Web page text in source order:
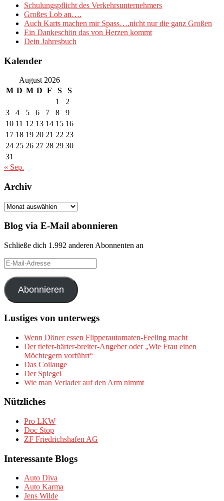
Schulungspflicht des Verkehrsunternehmers
Großes Lob an….
Auch Karts machen mir Spass….nicht nur die ganz Großen
Ein Dankeschön das von Herzen kommt
Dein Jahresbuch
Kalender
August 2026
M D M D F S
S
1
2
3
4 5 6 7 8
9
10 11 12 13 14 15 16
17 18 19 20 21 22 23
24 25 26 27 28 29 30
31
« Sep.
Archiv
Archiv
Blog via E-Mail abonnieren
Schließe dich 1.992 anderen Abonnenten an
E-
Mail-
Adresse
Abonnieren
Lustiges von unterwegs
Wenn Döner essen Flipperautomaten-Feeling macht
Der tiefer-härter-breiter-Angeber oder „Wie Frau einen
Möchtegern vorführt“
Das Coilauge
Der Spiegel
Wie man Verlader auf den Arm nimmt
Nützliches
Pro LKW
Doc Stop
ZF Friedrichshafen AG
Interessante Blogs
Auto Diva
Auto Karma
Jens Wilde